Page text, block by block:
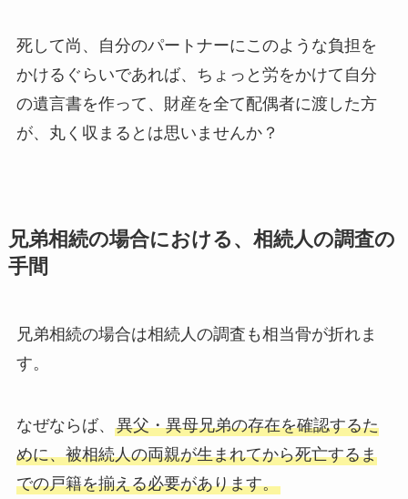
死して尚、自分のパートナーにこのような負担を
かけるぐらいであれば、ちょっと労をかけて自分
の遺言書を作って、財産を全て配偶者に渡した方
が、丸く収まるとは思いませんか？
兄弟相続の場合における、相続人の調査の
手間
兄弟相続の場合は相続人の調査も相当骨が折れま
す。
なぜならば、 異父・異母兄弟の存在を確認するた
めに、被相続人の両親が生まれてから死亡するま
での戸籍を揃える必要があります。